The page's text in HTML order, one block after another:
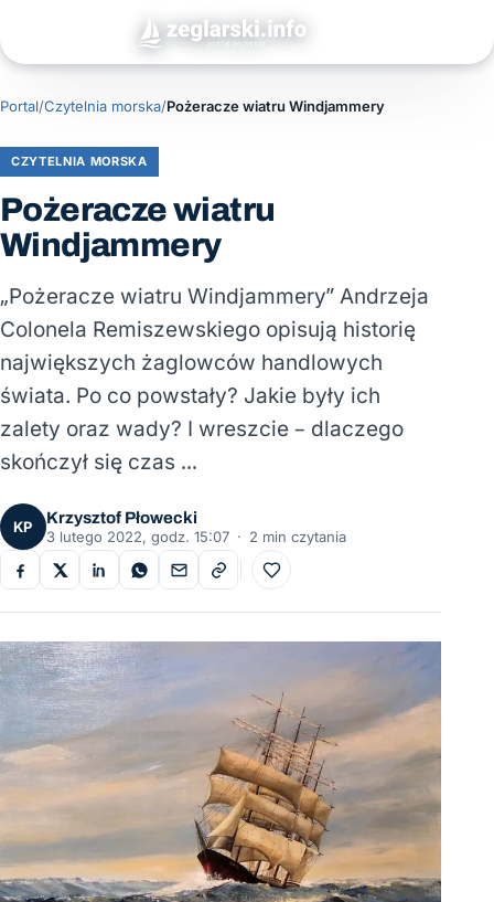
Portal/Czytelnia morska/Pożeracze wiatru Windjammery
CZYTELNIA MORSKA
Pożeracze wiatru
Windjammery
„Pożeracze wiatru Windjammery” Andrzeja
Colonela Remiszewskiego opisują historię
największych żaglowców handlowych
świata. Po co powstały? Jakie były ich
zalety oraz wady? I wreszcie – dlaczego
skończył się czas …
KP
Krzysztof Płowecki
3 lutego 2022, godz. 15:07 · 2 min czytania
Do ulubionych